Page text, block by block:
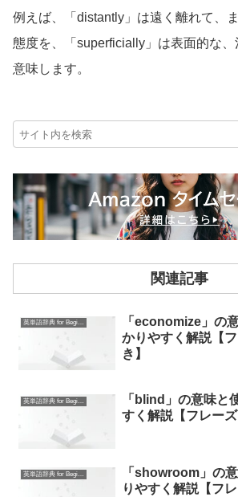
例えば、「distantly」は遠く離れて、
態度を、「superficially」は表面的な
意味します。
関連記事
英単語辞典 for Beginners
「economize」の
かりやすく解説【
き】
英単語辞典 for Beginners
「blind」の意味と
すく解説【フレーズ
英単語辞典 for Beginners
「showroom」の
りやすく解説【フ